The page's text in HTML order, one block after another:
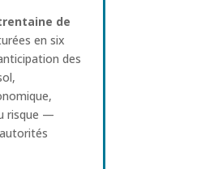
de
en six
des
risque —